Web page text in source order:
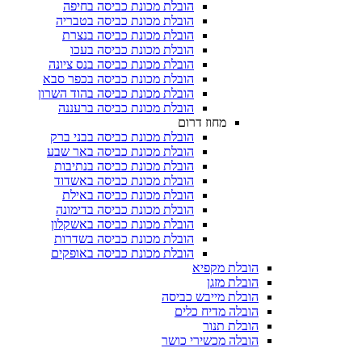
הובלת מכונת כביסה בחיפה
הובלת מכונת כביסה בטבריה
הובלת מכונת כביסה בנצרת
הובלת מכונת כביסה בעכו
הובלת מכונת כביסה בנס ציונה
הובלת מכונת כביסה בכפר סבא
הובלת מכונת כביסה בהוד השרון
הובלת מכונת כביסה ברעננה
מחוז דרום
הובלת מכונת כביסה בבני ברק
הובלת מכונת כביסה באר שבע
הובלת מכונת כביסה בנתיבות
הובלת מכונת כביסה באשדוד
הובלת מכונת כביסה באילת
הובלת מכונת כביסה בדימונה
הובלת מכונת כביסה באשקלון
הובלת מכונת כביסה בשדרות
הובלת מכונת כביסה באופקים
הובלת מקפיא​
הובלת מזגן​
הובלת מייבש כביסה
הובלה מדיח כלים
הובלת תנור
הובלה מכשירי כושר